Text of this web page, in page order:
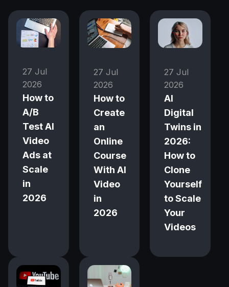
27 Jul
2026
How to
A/B
Test AI
Video
Ads at
Scale
in
2026
27 Jul
2026
How to
Create
an
Online
Course
With AI
Video
in
2026
27 Jul
2026
AI
Digital
Twins in
2026:
How to
Clone
Yourself
to Scale
Your
Videos